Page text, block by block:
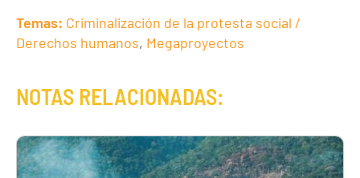
Temas: Criminalización de la protesta social /
Derechos humanos, Megaproyectos
NOTAS RELACIONADAS: